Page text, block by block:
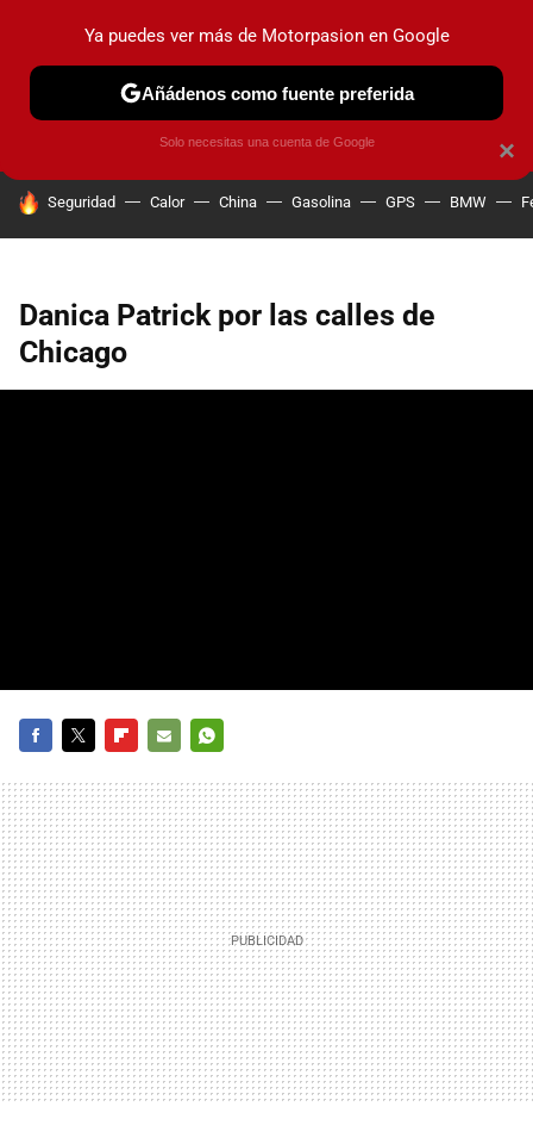
PRUEBAS COCHES ELÉCTRICOS OBSERVATORIO
HOY SE HABLA DE
Seguridad Calor China Gasolina GPS BMW
Danica Patrick por las calles de
Chicago
MAIL
×
Ya puedes ver más de Motorpasion en Google
Añádenos como fuente preferida
Solo necesitas una cuenta de Google